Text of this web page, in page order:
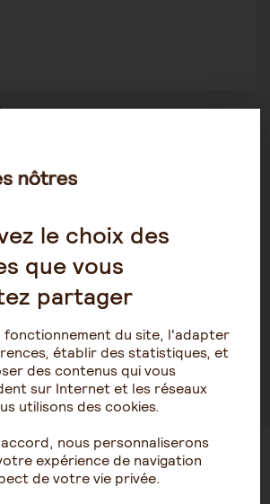
2019 21:46
52 53 54 55 56 57
le choix des
que vous
partager
fonctionnement du site, l'adapter
établir des statistiques, et
des contenus qui vous
sur Internet et les réseaux
utilisons des cookies.
nous personnaliserons
expérience de navigation
de votre vie privée.